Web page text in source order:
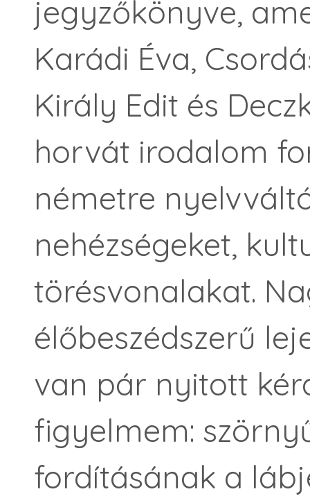
jegyzőkönyve,
Karádi Éva,
Király Edit és
horvát irodalom
németre
nehézségeket,
törésvonalakat.
élőbeszédszerű
van pár nyitott
figyelmem:
fordításának a